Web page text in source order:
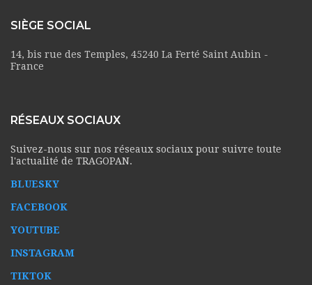
SIÈGE SOCIAL
14, bis rue des Temples, 45240 La Ferté Saint Aubin -
France
RÉSEAUX SOCIAUX
Suivez-nous sur nos réseaux sociaux pour suivre toute
l'actualité de TRAGOPAN.
BLUESKY
FACEBOOK
YOUTUBE
INSTAGRAM
TIKTOK